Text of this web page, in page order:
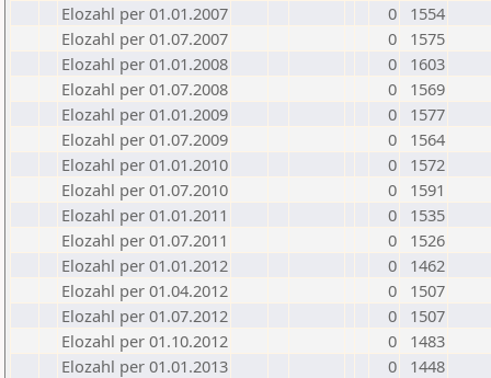
Elozahl per 01.01.2007
0
1554
Elozahl per 01.07.2007
0
1575
Elozahl per 01.01.2008
0
1603
Elozahl per 01.07.2008
0
1569
Elozahl per 01.01.2009
0
1577
Elozahl per 01.07.2009
0
1564
Elozahl per 01.01.2010
0
1572
Elozahl per 01.07.2010
0
1591
Elozahl per 01.01.2011
0
1535
Elozahl per 01.07.2011
0
1526
Elozahl per 01.01.2012
0
1462
Elozahl per 01.04.2012
0
1507
Elozahl per 01.07.2012
0
1507
Elozahl per 01.10.2012
0
1483
Elozahl per 01.01.2013
0
1448